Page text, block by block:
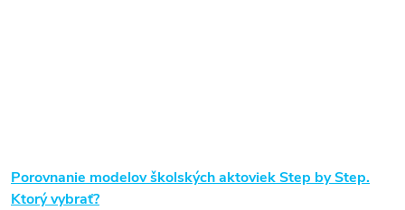
Porovnanie modelov školských aktoviek Step by Step.
Ktorý vybrať?